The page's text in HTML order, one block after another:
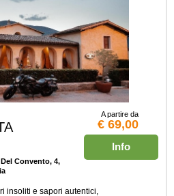
A partire da
€ 69,00
Info
Convento, 4,
insoliti e sapori autentici,